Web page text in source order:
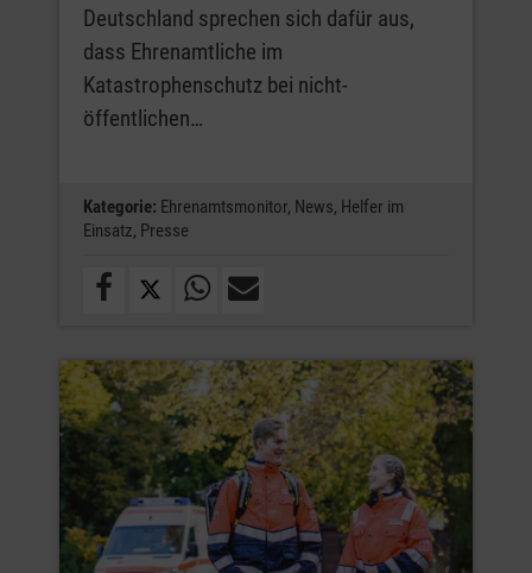
Deutschland sprechen sich dafür aus,
dass Ehrenamtliche im
Katastrophenschutz bei nicht-
öffentlichen…
Kategorie: Ehrenamtsmonitor, News, Helfer im
Einsatz, Presse